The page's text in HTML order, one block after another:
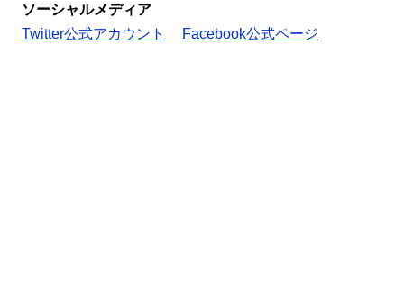
ソーシャルメディア
Twitter公式アカウント
Facebook公式ページ